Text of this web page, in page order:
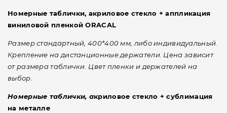
Номерные таблички, акриловое стекло + аппликация
виниловой пленкой ORACAL
Размер стандартный, 400*400 мм, либо индивидуальный.
Крепление на дистанционные держатели. Цена зависит
от размера таблички. Цвет пленки и держателей на
выбор.
Номерные таблички, акриловое стекло + сублимация
на металле